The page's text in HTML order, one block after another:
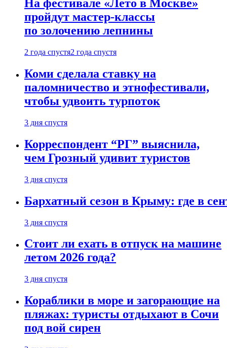
На фестивале «Лето в Москве»
пройдут мастер-классы
по золочению лепнины
2 года спустя2 года спустя
Коми сделала ставку на
паломничество и этнофестивали,
чтобы удвоить турпоток
3 дня спустя
Корреспондент “РГ” выяснила,
чем Грозный удивит туристов
3 дня спустя
Бархатный сезон в Крыму: где в
3 дня спустя
Стоит ли ехать в отпуск на машине
летом 2026 года?
3 дня спустя
Кораблики в море и загорающие на
пляжах: туристы отдыхают в Сочи
под вой сирен